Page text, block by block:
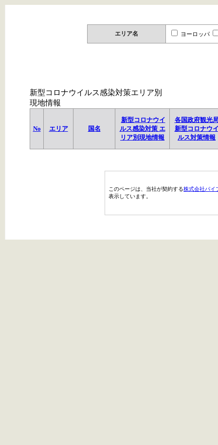
エリア名 ヨーロッパ
新型コロナウイルス感染対策エリア別
現地情報
No エリア 国名
新型コロナウイ
ルス感染対策 エ
リア別現地情報
各国政府観光
新型コロナウ
ルス対策情報
このページは、当社が契約する株式会社パイ
表示しています。